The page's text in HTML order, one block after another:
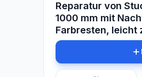
Reparatur von
1000 mm mit
Farbresten, leicht